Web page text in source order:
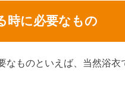
時に必要なもの
なものといえば、当然浴